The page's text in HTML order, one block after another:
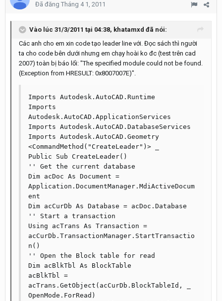
Đã đăng Tháng 4 1, 2011
Vào lúc 31/3/2011 tại 04:38, khatamxd đã nói:
Các anh cho em xin code tạo leader line với. Đọc sách thì người
ta cho code bên dưới nhưng em chạy hoài ko đc (test trên cad
2007) toàn bị báo lổi: "The specified module could not be found.
(Exception from HRESULT: 0x8007007E)".
Imports Autodesk.AutoCAD.Runtime
Imports
Autodesk.AutoCAD.ApplicationServices
Imports Autodesk.AutoCAD.DatabaseServices
Imports Autodesk.AutoCAD.Geometry
<CommandMethod("CreateLeader")> _
Public Sub CreateLeader()
'' Get the current database
Dim acDoc As Document =
Application.DocumentManager.MdiActiveDocum
ent
Dim acCurDb As Database = acDoc.Database
'' Start a transaction
Using acTrans As Transaction =
acCurDb.TransactionManager.StartTransactio
n()
'' Open the Block table for read
Dim acBlkTbl As BlockTable
acBlkTbl =
acTrans.GetObject(acCurDb.BlockTableId, _
OpenMode.ForRead)